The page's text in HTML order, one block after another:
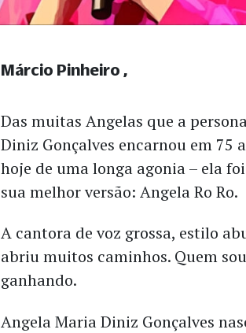
Das muitas Angelas que a
Diniz Gonçalves encarnou em 75
hoje de uma longa agonia – ela
sua melhor versão: Angela Ro Ro.
A cantora de voz grossa, estilo
abriu muitos caminhos. Quem
ganhando.
Angela Maria Diniz Gonçalves
Márcio Pinheiro